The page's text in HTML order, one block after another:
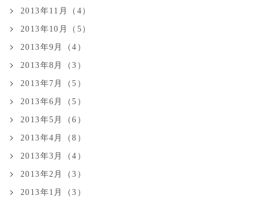
2013年11月（4）
2013年10月（5）
2013年9月（4）
2013年8月（3）
2013年7月（5）
2013年6月（5）
2013年5月（6）
2013年4月（8）
2013年3月（4）
2013年2月（3）
2013年1月（3）